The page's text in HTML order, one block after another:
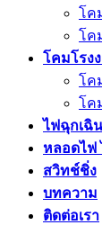
โค
โค
โคมโรง
โค
โค
ไฟฉุกเฉิน
หลอดไฟ
สวิทช์ชิ่ง
บทความ
ติดต่อเรา